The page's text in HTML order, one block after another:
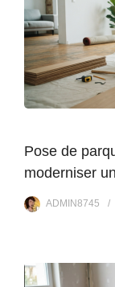
Pose de
moderniser
ADMIN8745